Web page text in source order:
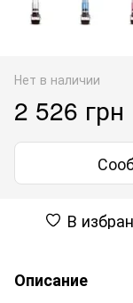
Нет в наличии
2 526 грн
В
Описание